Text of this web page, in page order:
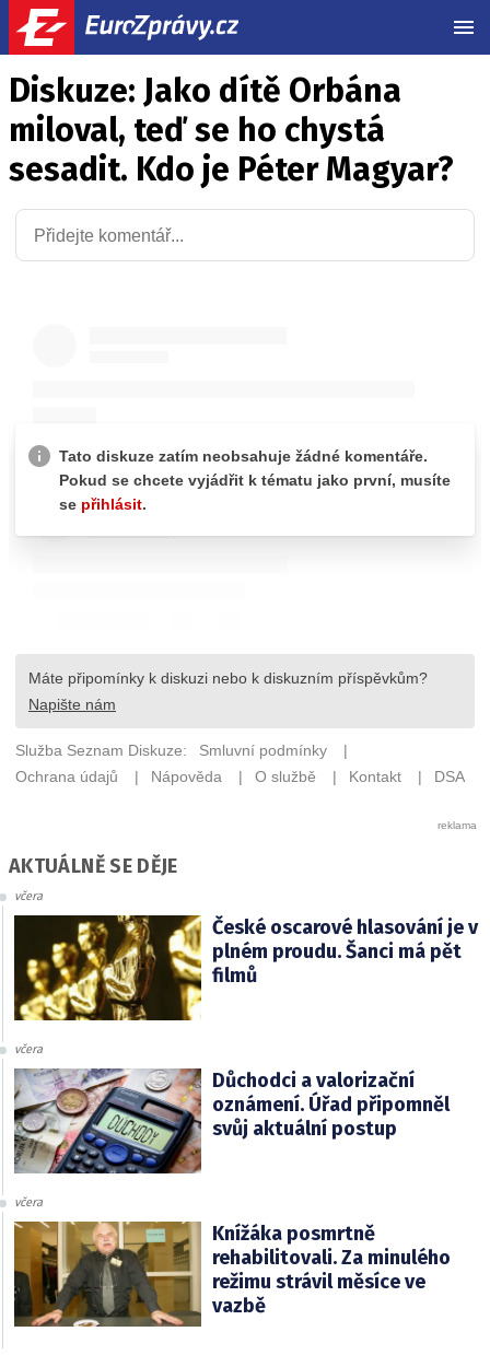
Diskuze: Jako dítě Orbána
miloval, teď se ho chystá
sesadit. Kdo je Péter Magyar?
AKTUÁLNĚ SE DĚJE
včera
České oscarové hlasování je v
plném proudu. Šanci má pět
filmů
včera
Důchodci a valorizační
oznámení. Úřad připomněl
svůj aktuální postup
včera
Knížáka posmrtně
rehabilitovali. Za minulého
režimu strávil měsíce ve
vazbě